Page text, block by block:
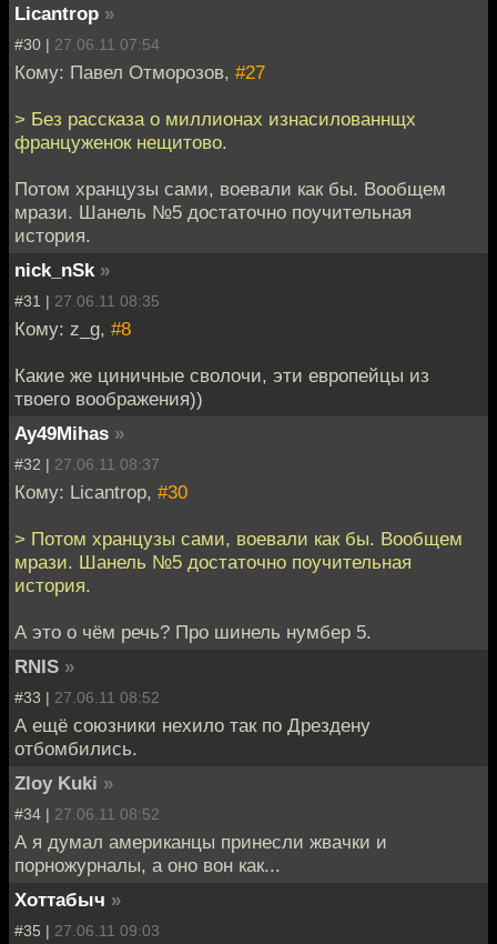
Licantrop »
#30 | 27.06.11 07:54
Кому: Павел Отморозов, #27
> Без рассказа о миллионах изнасилованнщх
француженок нещитово.
Потом хранцузы сами, воевали как бы. Вообщем
мрази. Шанель №5 достаточно поучительная
история.
nick_nSk »
#31 | 27.06.11 08:35
Кому: z_g, #8
Какие же циничные сволочи, эти европейцы из
твоего воображения))
Ay49Mihas »
#32 | 27.06.11 08:37
Кому: Licantrop, #30
> Потом хранцузы сами, воевали как бы. Вообщем
мрази. Шанель №5 достаточно поучительная
история.
А это о чём речь? Про шинель нумбер 5.
RNIS »
#33 | 27.06.11 08:52
А ещё союзники нехило так по Дрездену
отбомбились.
Zloy Kuki »
#34 | 27.06.11 08:52
А я думал американцы принесли жвачки и
порножурналы, а оно вон как...
Хоттабыч »
#35 | 27.06.11 09:03